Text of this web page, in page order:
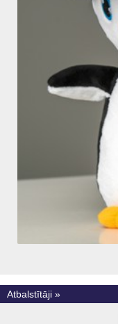
Atbalstītāji »